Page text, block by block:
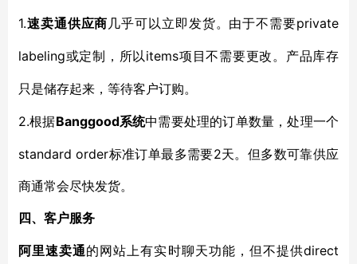
1.速卖通供应商 几乎可以立即发货。由于不需要private
labeling或定制，所以items项目不需要更改。产品库存
只是储存起来，等待客户订购。
2.根据Banggood系统中需要处理的订单数量，处理一个
standard order标准订单最多需要2天。但多数可靠供应
商通常会尽快发货。
四、客户服务
阿里速卖通的网站上有实时聊天功能，但不提供direct